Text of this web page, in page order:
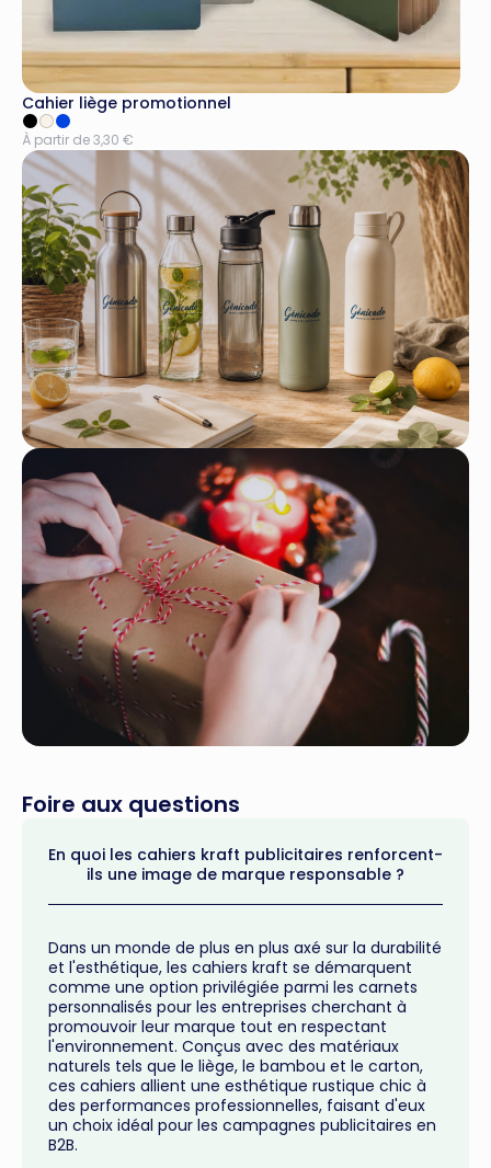
Cahier liège promotionnel
À partir de 3,30 €
Foire aux questions
En quoi les cahiers kraft publicitaires renforcent-
ils une image de marque responsable ?
Dans un monde de plus en plus axé sur la durabilité
et l'esthétique, les cahiers kraft se démarquent
comme une option privilégiée parmi les carnets
personnalisés pour les entreprises cherchant à
promouvoir leur marque tout en respectant
l'environnement. Conçus avec des matériaux
naturels tels que le liège, le bambou et le carton,
ces cahiers allient une esthétique rustique chic à
des performances professionnelles, faisant d'eux
un choix idéal pour les campagnes publicitaires en
B2B.